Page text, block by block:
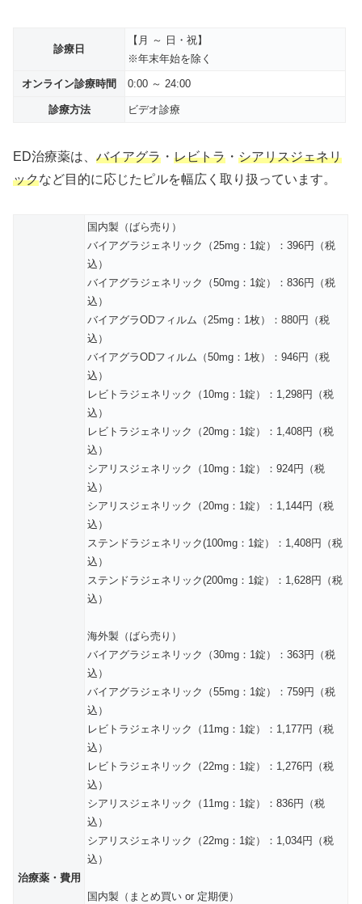
診療日
【月 ～ 日・祝】
※年末年始を除く
オンライン診療時間 0:00 ～ 24:00
診療方法 ビデオ診療
ED治療薬は、 バイアグラ ・ レビトラ ・ シアリスジェネリ
ックなど目的に応じたピルを幅広く取り扱っています。
治療薬・費用
国内製（ばら売り）
バイアグラジェネリック（25mg：1錠）：396円（税
込）
バイアグラジェネリック（50mg：1錠）：836円（税
込）
バイアグラODフィルム（25mg：1枚）：880円（税
込）
バイアグラODフィルム（50mg：1枚）：946円（税
込）
レビトラジェネリック（10mg：1錠）：1,298円（税
込）
レビトラジェネリック（20mg：1錠）：1,408円（税
込）
シアリスジェネリック（10mg：1錠）：924円（税
込）
シアリスジェネリック（20mg：1錠）：1,144円（税
込）
ステンドラジェネリック(100mg：1錠）：1,408円（税
込）
ステンドラジェネリック(200mg：1錠）：1,628円（税
込）
海外製（ばら売り）
バイアグラジェネリック（30mg：1錠）：363円（税
込）
バイアグラジェネリック（55mg：1錠）：759円（税
込）
レビトラジェネリック（11mg：1錠）：1,177円（税
込）
レビトラジェネリック（22mg：1錠）：1,276円（税
込）
シアリスジェネリック（11mg：1錠）：836円（税
込）
シアリスジェネリック（22mg：1錠）：1,034円（税
込）
国内製（まとめ買い or 定期便）